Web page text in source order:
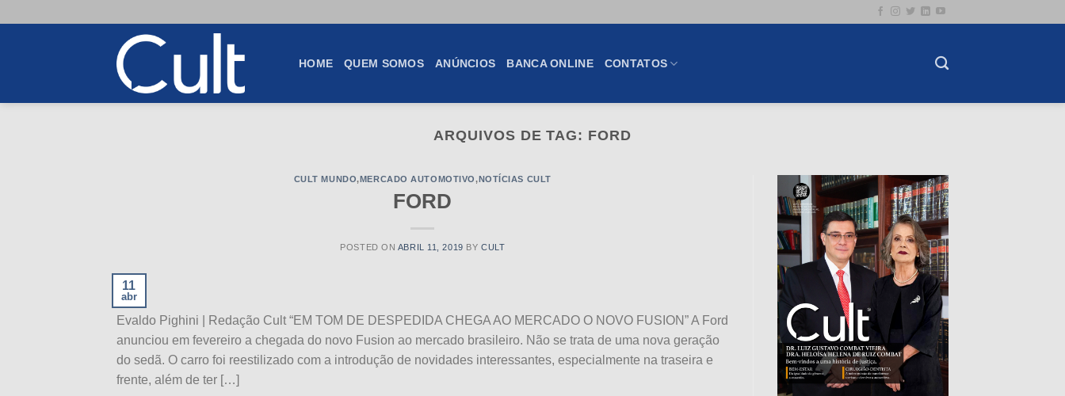
HOME QUEM SOMOS ANÚNCIOS BANCA ONLINE CONTATOS
ARQUIVOS DE TAG: FORD
CULT MUNDO,MERCADO AUTOMOTIVO,NOTÍCIAS CULT
FORD
POSTED ON ABRIL 11, 2019 BY CULT
11
abr
Evaldo Pighini | Redação Cult “EM TOM DE DESPEDIDA CHEGA AO MERCADO O NOVO FUSION” A Ford
anunciou em fevereiro a chegada do novo Fusion ao mercado brasileiro. Não se trata de uma nova geração
do sedã. O carro foi reestilizado com a introdução de novidades interessantes, especialmente na traseira e
frente, além de ter […]